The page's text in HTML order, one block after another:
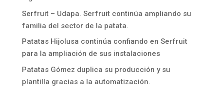
Serfruit – Udapa. Serfruit continúa ampliando su
familia del sector de la patata.
Patatas Hijolusa continúa confiando en Serfruit
para la ampliación de sus instalaciones
Patatas Gómez duplica su producción y su
plantilla gracias a la automatización.